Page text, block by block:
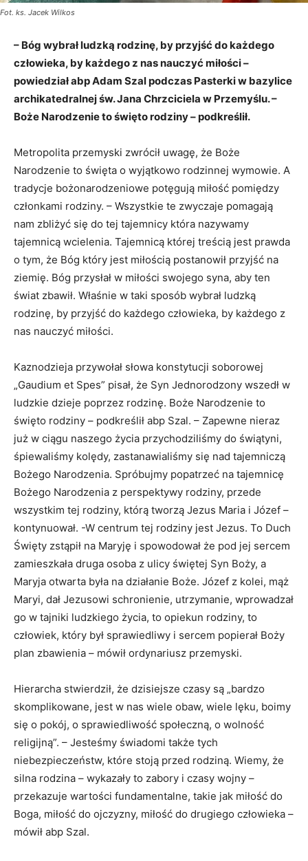
Fot. ks. Jacek Wilkos
– Bóg wybrał ludzką rodzinę, by przyjść do każdego
człowieka, by każdego z nas nauczyć miłości –
powiedział abp Adam Szal podczas Pasterki w bazylice
archikatedralnej św. Jana Chrzciciela w Przemyślu. –
Boże Narodzenie to święto rodziny – podkreślił.
Metropolita przemyski zwrócił uwagę, że Boże
Narodzenie to święta o wyjątkowo rodzinnej wymowie. A
tradycje bożonarodzeniowe potęgują miłość pomiędzy
członkami rodziny. – Wszystkie te zwyczaje pomagają
nam zbliżyć się do tej tajemnicy która nazywamy
tajemnicą wcielenia. Tajemnicą której treścią jest prawda
o tym, że Bóg który jest miłością postanowił przyjść na
ziemię. Bóg przysłał w miłości swojego syna, aby ten
świat zbawił. Właśnie w taki sposób wybrał ludzką
rodzinę, by przyjść do każdego człowieka, by każdego z
nas nauczyć miłości.
Kaznodzieja przywołał słowa konstytucji soborowej
„Gaudium et Spes” pisał, że Syn Jednorodzony wszedł w
ludzkie dzieje poprzez rodzinę. Boże Narodzenie to
święto rodziny – podkreślił abp Szal. – Zapewne nieraz
już w ciągu naszego życia przychodziliśmy do świątyni,
śpiewaliśmy kolędy, zastanawialiśmy się nad tajemniczą
Bożego Narodzenia. Spróbujmy popatrzeć na tajemnicę
Bożego Narodzenia z perspektywy rodziny, przede
wszystkim tej rodziny, którą tworzą Jezus Maria i Józef –
kontynuował. -W centrum tej rodziny jest Jezus. To Duch
Święty zstąpił na Maryję i spowodował że pod jej sercem
zamieszkała druga osoba z ulicy świętej Syn Boży, a
Maryja otwarta była na działanie Boże. Józef z kolei, mąż
Maryi, dał Jezusowi schronienie, utrzymanie, wprowadzał
go w tajniki ludzkiego życia, to opiekun rodziny, to
człowiek, który był sprawiedliwy i sercem popierał Boży
plan zbawienia – mówił ordynariusz przemyski.
Hierarcha stwierdził, że dzisiejsze czasy są „bardzo
skomplikowane, jest w nas wiele obaw, wiele lęku, boimy
się o pokój, o sprawiedliwość społeczną, o wolność
religijną”. – Jesteśmy świadomi także tych
niebezpieczeństw, które stoją przed rodziną. Wiemy, że
silna rodzina – wykazały to zabory i czasy wojny –
przekazuje wartości fundamentalne, takie jak miłość do
Boga, miłość do ojczyzny, miłość do drugiego człowieka –
mówił abp Szal.